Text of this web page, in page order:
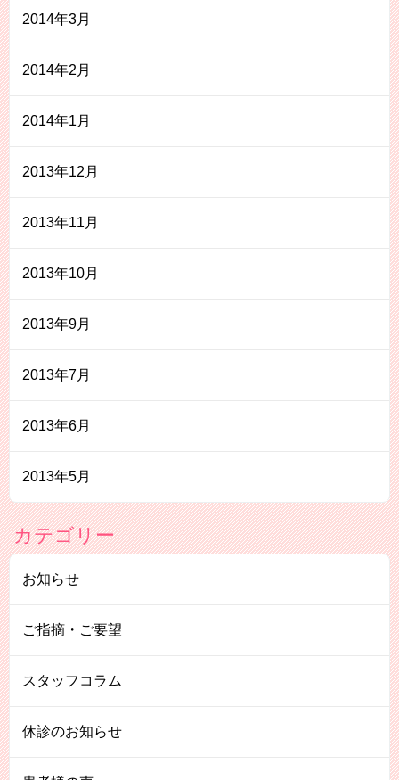
2014年3月
2014年2月
2014年1月
2013年12月
2013年11月
2013年10月
2013年9月
2013年7月
2013年6月
2013年5月
カテゴリー
お知らせ
ご指摘・ご要望
スタッフコラム
休診のお知らせ